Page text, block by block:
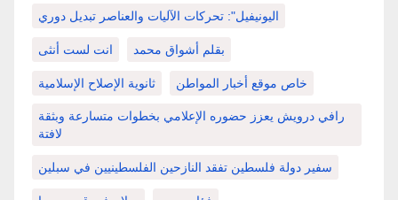
اليونيفيل": تحركات الآليات والعناصر تبديل دوري
انت لست أنثى بقلم أشواق محمد
ثانوية الإصلاح الإسلامية خاص موقع أخبار المواطن
رافي درويش يعزز حضوره الإعلامي بخطوات متسارعة وبثقة
لافتة
سفير دولة فلسطين تفقد النازحين الفلسطينيين في سبلين